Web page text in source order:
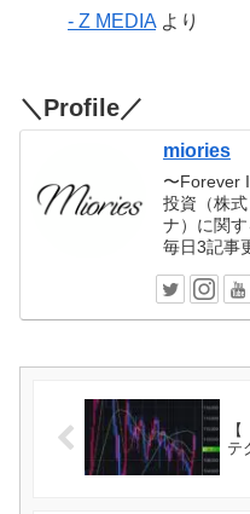
- Z MEDIA より
＼Profile／
miories
〜Forever
投資（株
ナ）に関
毎日3記事
テ